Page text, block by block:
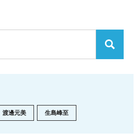
渡邊元美 生島峰至